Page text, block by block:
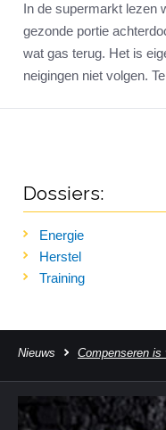
In de supermarkt lezen
gezonde portie
wat gas terug. Het is
neigingen niet volgen.
Dossiers:
Energie
Herstel
Training
Nieuws Compenseren